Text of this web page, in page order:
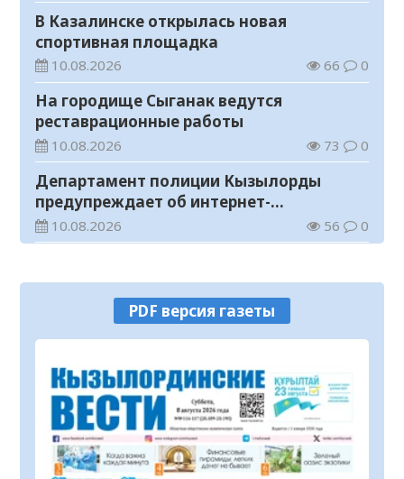
В Казалинске открылась новая
спортивная площадка
10.08.2026 66 0
На городище Сыганак ведутся
реставрационные работы
10.08.2026 73 0
Департамент полиции Кызылорды
предупреждает об интернет-
мошенничестве
10.08.2026 56 0
10.08.2026 66 0
В Кызылорде прошел субботник с
участием бойцов трудовых отрядов
10.08.2026
Определены победители конкурса
грантов «Тәуелсіздік ұрпақтары-2026»
10.08.2026 44
PDF версия газеты